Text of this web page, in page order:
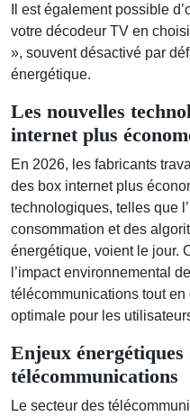
Il est également possible
votre décodeur TV en
», souvent désactivé par
énergétique.
Les nouvelles
internet plus
En 2026, les fabricants
des box internet plus
technologiques, telles que
consommation et des
énergétique, voient le jour.
l’impact environnemental
télécommunications tout
optimale pour les
Enjeux énergétiques
télécommunications
Le secteur des